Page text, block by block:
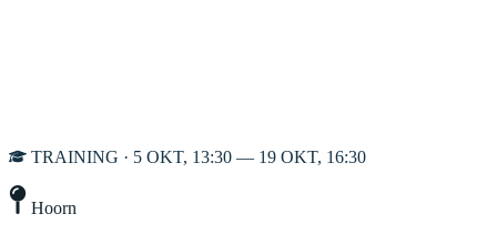
TRAINING · 5 OKT, 13:30 — 19 OKT, 16:30
Hoorn